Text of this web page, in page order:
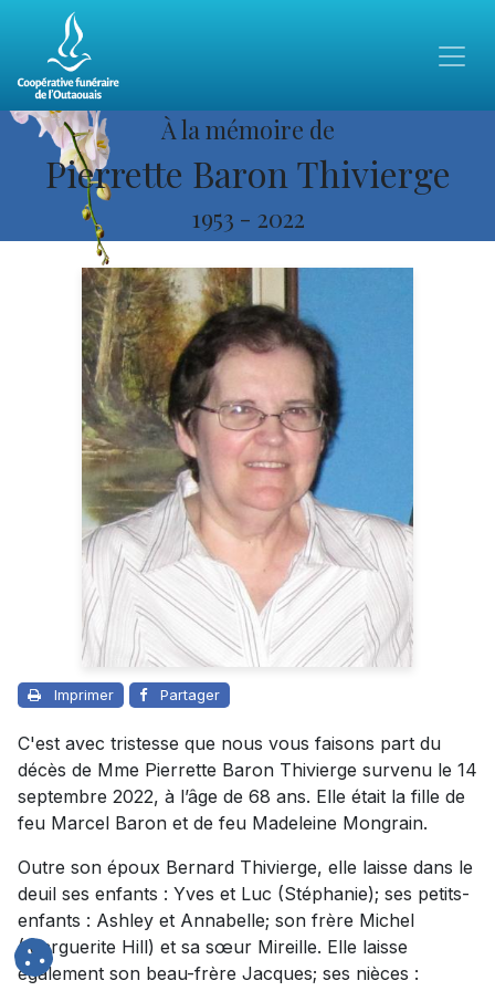
À la mémoire de
Pierrette Baron Thivierge
1953 - 2022
Imprimer Partager
C'est avec tristesse que nous vous faisons part du
décès de Mme Pierrette Baron Thivierge survenu le 14
septembre 2022, à l’âge de 68 ans. Elle était la fille de
feu Marcel Baron et de feu Madeleine Mongrain.
Outre son époux Bernard Thivierge, elle laisse dans le
deuil ses enfants : Yves et Luc (Stéphanie); ses petits-
enfants : Ashley et Annabelle; son frère Michel
(Marguerite Hill) et sa sœur Mireille. Elle laisse
également son beau-frère Jacques; ses nièces :